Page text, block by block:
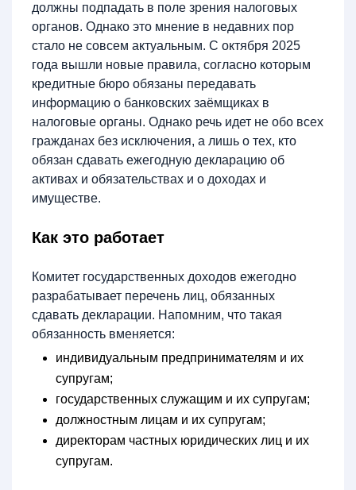
должны подпадать в поле зрения налоговых
органов. Однако это мнение в недавних пор
стало не совсем актуальным. С октября 2025
года вышли новые правила, согласно которым
кредитные бюро обязаны передавать
информацию о банковских заёмщиках в
налоговые органы. Однако речь идет не обо всех
гражданах без исключения, а лишь о тех, кто
обязан сдавать ежегодную декларацию об
активах и обязательствах и о доходах и
имуществе.
Как это работает
Комитет государственных доходов ежегодно
разрабатывает перечень лиц, обязанных
сдавать декларации. Напомним, что такая
обязанность вменяется:
индивидуальным предпринимателям и их
супругам;
государственных служащим и их супругам;
должностным лицам и их супругам;
директорам частных юридических лиц и их
супругам.